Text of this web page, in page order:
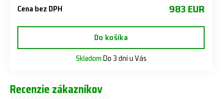
Cena bez DPH 983 EUR
Do košíka
SkladomDo 3 dní u Vás
Recenzie zákazníkov